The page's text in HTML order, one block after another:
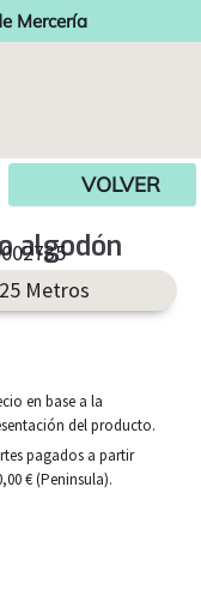
Mercería
VOLVER
algodón
Metros
en base a la
del producto.
pagados a partir
€ (Peninsula).